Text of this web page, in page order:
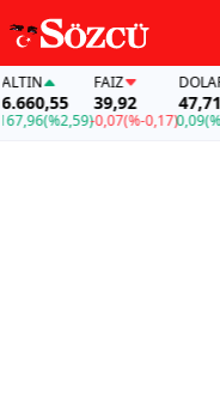
(%2,59)
FAİZ
39,92
-0,07(%-0,17)
DOLAR
47,71
0,09